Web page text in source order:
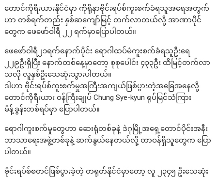
တောင်ကိုရီးယားနိုင်ငံမှာ ကိုရိုနာဗိုင်းရပ်စ်ကူးစက်ခံရသူအရေအတွက်
ဟာ တစ်ရက်တည်း နှစ်ဆကျော်မြင့် တက်လာတယ်လို့ အာဏာပိုင်
တွေက ဖေဖော်ဝါရီ ၂၂ ရက်မှာပြောပါတယ်။
ဖေဖော်ဝါရီ၂၁ရက်နောက်ပိုင်း ရောဂါထပ်မံကူးစက်ခံရသူဦးရေ
၂၂၉ဦးရှိပြီး နောက်တစ်နေ့မှာတော့ စုစုပေါင်း ၄၃၃ဦး ထိမြင့်တက်လာ
သလို လူနှစ်ဦးသေဆုံးသွားပါတယ်။
ဒါဟာ ဗိုင်းရပ်စ်ကူးစက်မှုအကြီးအကျယ်ဖြစ်ပွားတဲ့အခြေအနေလို့
တောင်ကိုရီးယား ဝန်ကြီးချုပ် Chung Sye-kyun ရုပ်မြင်သံကြား
မိန့်ခွန်းတစ်ရပ်မှာ ပြောပါတယ်။
ရောဂါကူးစက်မှုတွေဟာ ဆေးရုံတစ်ခုနဲ့ ဒဲဂုမြို့အရှေ့တောင်ပိုင်းအနီး
ဘာသာရေးအဖွဲ့တစ်ခုနဲ့ ဆက်နွယ်နေတယ်လို့ တာဝန်ရှိသူတွေက ပြော
ပါတယ်။
ဗိုင်းရပ်စ်စတင်ဖြစ်ပွားခဲ့တဲ့ တရုတ်နိုင်ငံမှာတော့ လူ ၂၃၄၅ ဦးသေဆုံး